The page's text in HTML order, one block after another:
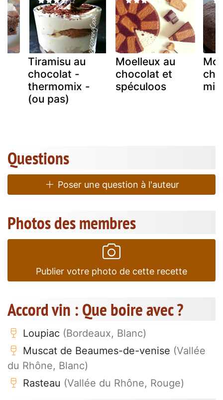
Tiramisu au
chocolat -
thermomix -
(ou pas)
Moelleux au
chocolat et
spéculoos
Questions
Poser une question à l'auteur
Photos des membres
Publier votre photo de cette recette
Accord vin : Que boire avec ?
Loupiac (Bordeaux, Blanc)
Muscat de Beaumes-de-venise (Vallée
du Rhône, Blanc)
Rasteau (Vallée du Rhône, Rouge)